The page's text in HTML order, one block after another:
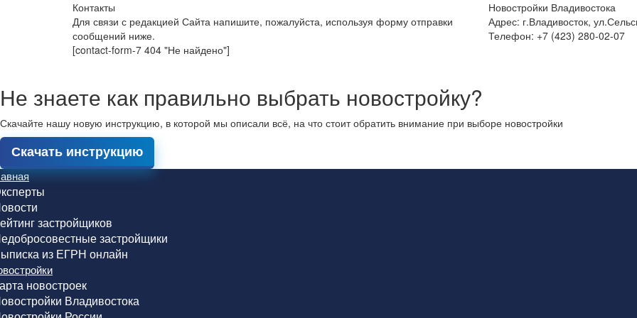
Контакты
Для связи с редакцией Сайта напишите, пожалуйста, используя форму отправки
сообщений ниже.
[contact-form-7 404 "Не найдено"]
Новостройки Владивостока
Адрес: г.Владивосток,
Телефон: +7 (423) 280-02-07
Не знаете как правильно выбрать новостройку?
Скачайте нашу новую инструкцию, в которой мы описали всё, на что стоит обратить внимание при выборе новостройки
Скачать инструкцию
застройщиков
застройщики
из ЕГРН онлайн
новостроек
Владивостока